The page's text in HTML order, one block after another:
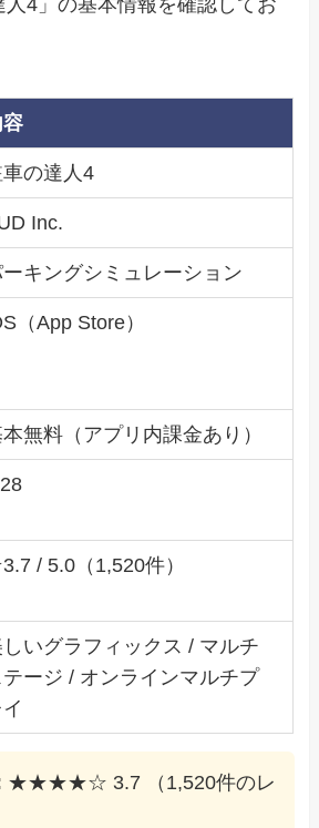
人4」の基本情報を確認してお
の達人4
Inc.
キングシミュレーション
（App Store）
無料（アプリ内課金あり）
/ 5.0（1,520件）
しいグラフィックス / マルチ
テージ / オンラインマルチプ
★★★★☆ 3.7 （1,520件のレ